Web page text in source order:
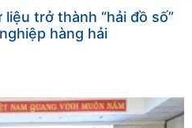
liệu trở thành “hải đồ số”
hàng hải